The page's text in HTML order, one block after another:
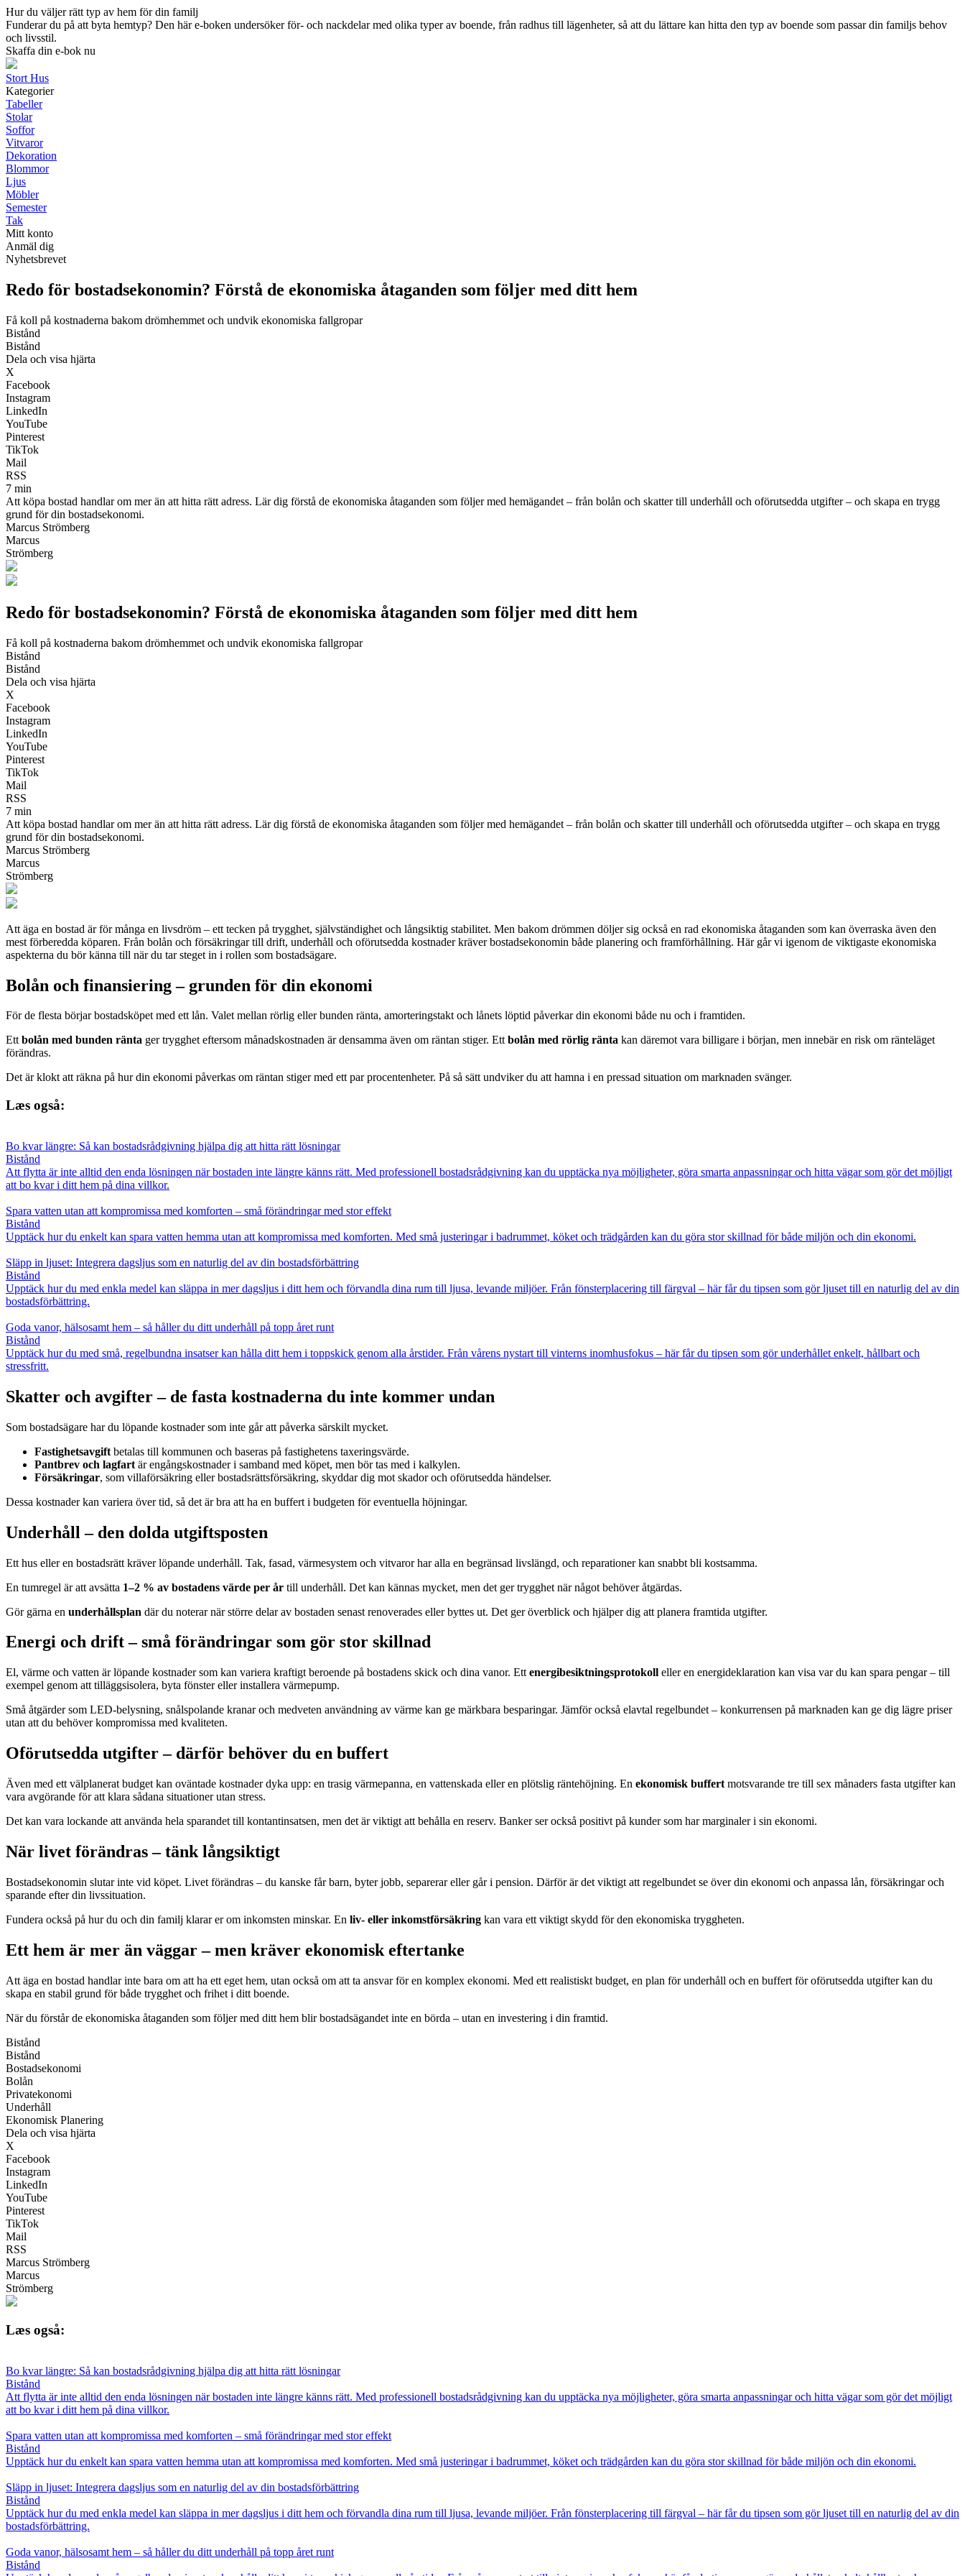
Hur du väljer rätt typ av hem för din familj
Funderar du på att byta hemtyp? Den här e-boken undersöker för- och nackdelar med olika typer av boende, från radhus till lägenheter, så att du lättare kan hitta den typ av boende som passar din familjs behov
och livsstil.
Skaffa din e-bok nu
Stort Hus
Kategorier
Tabeller
Stolar
Soffor
Vitvaror
Dekoration
Blommor
Ljus
Möbler
Semester
Tak
Mitt konto
Anmäl dig
Nyhetsbrevet
Redo för bostadsekonomin? Förstå de ekonomiska åtaganden som följer med ditt hem
Få koll på kostnaderna bakom drömhemmet och undvik ekonomiska fallgropar
Bistånd
Bistånd
Dela och visa hjärta
X
Facebook
Instagram
LinkedIn
YouTube
Pinterest
TikTok
Mail
RSS
7 min
Att köpa bostad handlar om mer än att hitta rätt adress. Lär dig förstå de ekonomiska åtaganden som följer med hemägandet – från bolån och skatter till underhåll och oförutsedda utgifter – och skapa en trygg
grund för din bostadsekonomi.
Marcus Strömberg
Marcus
Strömberg
Redo för bostadsekonomin? Förstå de ekonomiska åtaganden som följer med ditt hem
Få koll på kostnaderna bakom drömhemmet och undvik ekonomiska fallgropar
Bistånd
Bistånd
Dela och visa hjärta
X
Facebook
Instagram
LinkedIn
YouTube
Pinterest
TikTok
Mail
RSS
7 min
Att köpa bostad handlar om mer än att hitta rätt adress. Lär dig förstå de ekonomiska åtaganden som följer med hemägandet – från bolån och skatter till underhåll och oförutsedda utgifter – och skapa en trygg
grund för din bostadsekonomi.
Marcus Strömberg
Marcus
Strömberg
Att äga en bostad är för många en livsdröm – ett tecken på trygghet, självständighet och långsiktig stabilitet. Men bakom drömmen döljer sig också en rad ekonomiska åtaganden som kan överraska även den
mest förberedda köparen. Från bolån och försäkringar till drift, underhåll och oförutsedda kostnader kräver bostadsekonomin både planering och framförhållning. Här går vi igenom de viktigaste ekonomiska
aspekterna du bör känna till när du tar steget in i rollen som bostadsägare.
Bolån och finansiering – grunden för din ekonomi
För de flesta börjar bostadsköpet med ett lån. Valet mellan rörlig eller bunden ränta, amorteringstakt och lånets löptid påverkar din ekonomi både nu och i framtiden.
Ettbolån med bunden ränta ger trygghet eftersom månadskostnaden är densamma även om räntan stiger. Ettbolån med rörlig ränta kan däremot vara billigare i början, men innebär en risk om ränteläget
förändras.
Det är klokt att räkna på hur din ekonomi påverkas om räntan stiger med ett par procentenheter. På så sätt undviker du att hamna i en pressad situation om marknaden svänger.
Læs også:
Bo kvar längre: Så kan bostadsrådgivning hjälpa dig att hitta rätt lösningar
Bistånd
Att flytta är inte alltid den enda lösningen när bostaden inte längre känns rätt. Med professionell bostadsrådgivning kan du upptäcka nya möjligheter, göra smarta anpassningar och hitta vägar som gör det möjligt
att bo kvar i ditt hem på dina villkor.
Spara vatten utan att kompromissa med komforten – små förändringar med stor effekt
Bistånd
Upptäck hur du enkelt kan spara vatten hemma utan att kompromissa med komforten. Med små justeringar i badrummet, köket och trädgården kan du göra stor skillnad för både miljön och din ekonomi.
Släpp in ljuset: Integrera dagsljus som en naturlig del av din bostadsförbättring
Bistånd
Upptäck hur du med enkla medel kan släppa in mer dagsljus i ditt hem och förvandla dina rum till ljusa, levande miljöer. Från fönsterplacering till färgval – här får du tipsen som gör ljuset till en naturlig del av din
bostadsförbättring.
Goda vanor, hälsosamt hem – så håller du ditt underhåll på topp året runt
Bistånd
Upptäck hur du med små, regelbundna insatser kan hålla ditt hem i toppskick genom alla årstider. Från vårens nystart till vinterns inomhusfokus – här får du tipsen som gör underhållet enkelt, hållbart och
stressfritt.
Skatter och avgifter – de fasta kostnaderna du inte kommer undan
Som bostadsägare har du löpande kostnader som inte går att påverka särskilt mycket.
Fastighetsavgift betalas till kommunen och baseras på fastighetens taxeringsvärde.
Pantbrev och lagfart är engångskostnader i samband med köpet, men bör tas med i kalkylen.
Försäkringar, som villaförsäkring eller bostadsrättsförsäkring, skyddar dig mot skador och oförutsedda händelser.
Dessa kostnader kan variera över tid, så det är bra att ha en buffert i budgeten för eventuella höjningar.
Underhåll – den dolda utgiftsposten
Ett hus eller en bostadsrätt kräver löpande underhåll. Tak, fasad, värmesystem och vitvaror har alla en begränsad livslängd, och reparationer kan snabbt bli kostsamma.
En tumregel är att avsätta 1–2 % av bostadens värde per år till underhåll. Det kan kännas mycket, men det ger trygghet när något behöver åtgärdas.
Gör gärna en underhållsplan där du noterar när större delar av bostaden senast renoverades eller byttes ut. Det ger överblick och hjälper dig att planera framtida utgifter.
Energi och drift – små förändringar som gör stor skillnad
El, värme och vatten är löpande kostnader som kan variera kraftigt beroende på bostadens skick och dina vanor. Ett energibesiktningsprotokoll eller en energideklaration kan visa var du kan spara pengar – till
exempel genom att tilläggsisolera, byta fönster eller installera värmepump.
Små åtgärder som LED-belysning, snålspolande kranar och medveten användning av värme kan ge märkbara besparingar. Jämför också elavtal regelbundet – konkurrensen på marknaden kan ge dig lägre priser
utan att du behöver kompromissa med kvaliteten.
Oförutsedda utgifter – därför behöver du en buffert
Även med ett välplanerat budget kan oväntade kostnader dyka upp: en trasig värmepanna, en vattenskada eller en plötslig räntehöjning. En ekonomisk buffert motsvarande tre till sex månaders fasta utgifter kan
vara avgörande för att klara sådana situationer utan stress.
Det kan vara lockande att använda hela sparandet till kontantinsatsen, men det är viktigt att behålla en reserv. Banker ser också positivt på kunder som har marginaler i sin ekonomi.
När livet förändras – tänk långsiktigt
Bostadsekonomin slutar inte vid köpet. Livet förändras – du kanske får barn, byter jobb, separerar eller går i pension. Därför är det viktigt att regelbundet se över din ekonomi och anpassa lån, försäkringar och
sparande efter din livssituation.
Fundera också på hur du och din familj klarar er om inkomsten minskar. En liv- eller inkomstförsäkring kan vara ett viktigt skydd för den ekonomiska tryggheten.
Ett hem är mer än väggar – men kräver ekonomisk eftertanke
Att äga en bostad handlar inte bara om att ha ett eget hem, utan också om att ta ansvar för en komplex ekonomi. Med ett realistiskt budget, en plan för underhåll och en buffert för oförutsedda utgifter kan du
skapa en stabil grund för både trygghet och frihet i ditt boende.
När du förstår de ekonomiska åtaganden som följer med ditt hem blir bostadsägandet inte en börda – utan en investering i din framtid.
Bistånd
Bistånd
Bostadsekonomi
Bolån
Privatekonomi
Underhåll
Ekonomisk Planering
Dela och visa hjärta
X
Facebook
Instagram
LinkedIn
YouTube
Pinterest
TikTok
Mail
RSS
Marcus Strömberg
Marcus
Strömberg
Læs også:
Bo kvar längre: Så kan bostadsrådgivning hjälpa dig att hitta rätt lösningar
Bistånd
Att flytta är inte alltid den enda lösningen när bostaden inte längre känns rätt. Med professionell bostadsrådgivning kan du upptäcka nya möjligheter, göra smarta anpassningar och hitta vägar som gör det möjligt
att bo kvar i ditt hem på dina villkor.
Spara vatten utan att kompromissa med komforten – små förändringar med stor effekt
Bistånd
Upptäck hur du enkelt kan spara vatten hemma utan att kompromissa med komforten. Med små justeringar i badrummet, köket och trädgården kan du göra stor skillnad för både miljön och din ekonomi.
Släpp in ljuset: Integrera dagsljus som en naturlig del av din bostadsförbättring
Bistånd
Upptäck hur du med enkla medel kan släppa in mer dagsljus i ditt hem och förvandla dina rum till ljusa, levande miljöer. Från fönsterplacering till färgval – här får du tipsen som gör ljuset till en naturlig del av din
bostadsförbättring.
Goda vanor, hälsosamt hem – så håller du ditt underhåll på topp året runt
Bistånd